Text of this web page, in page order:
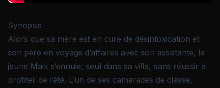
Synopsis
Alors que sa mère est en cure de désintoxication et
son père en voyage d’affaires avec son assistante, le
jeune Maik s’ennuie, seul dans sa villa, sans réussir à
profiter de l’été. L’un de ses camarades de classe,